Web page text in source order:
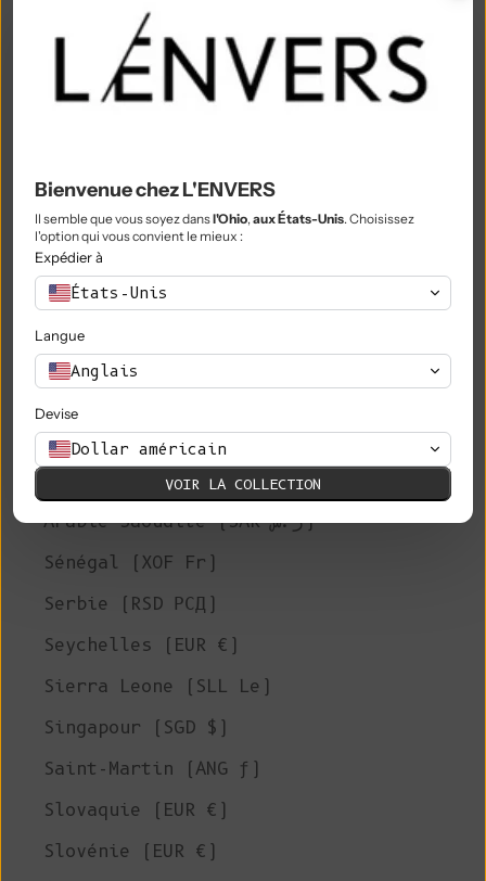
Philippines (PHP ₱)
Îles Pitcairn (NZD $)
Pologne (PLN zł)
Qatar (QAR ر.ق)
Réunion (EUR €)
Roumanie (RON Lei)
Russie (EUR €)
Rwanda (RWF FRw)
Saint-Marin (EUR €)
São Tomé & Príncipe (STD Db)
Arabie Saoudite (SAR ر.س)
Sénégal (XOF Fr)
Serbie (RSD РСД)
Seychelles (EUR €)
Sierra Leone (SLL Le)
Singapour (SGD $)
Saint-Martin (ANG ƒ)
Slovaquie (EUR €)
Slovénie (EUR €)
Bienvenue chez L'ENVERS
Il semble que vous soyez dansl'Ohio, aux États-Unis. Choisissez
l'option qui vous convient le mieux :
Expédier à
États-Unis
Langue
Anglais
Devise
Dollar américain
VOIR LA COLLECTION